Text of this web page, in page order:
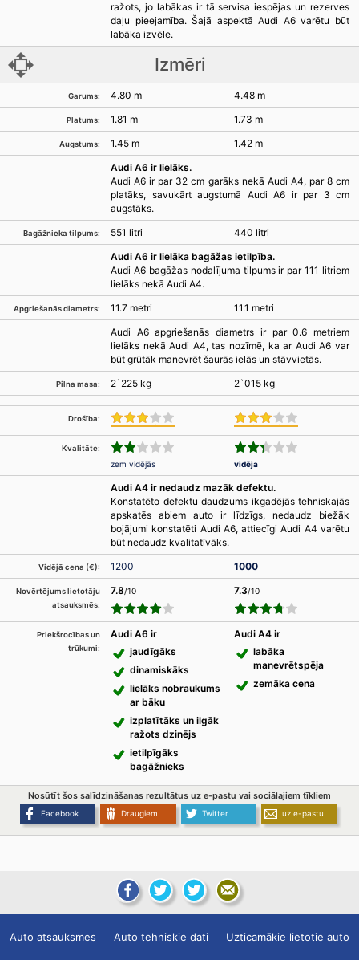
ražots, jo labākas ir tā servisa iespējas un rezerves
daļu pieejamība. Šajā aspektā Audi A6 varētu būt
labāka izvēle.
Izmēri
Garums: 4.80 m 4.48 m
Platums: 1.81 m 1.73 m
Augstums: 1.45 m
1.42 m
Audi A6 ir lielāks.
Audi A6 ir par 32 cm garāks nekā Audi A4, par 8 cm
platāks, savukārt augstumā Audi A6 ir par 3 cm
augstāks.
Bagāžnieka tilpums: 551 litri
440 litri
Audi A6 ir lielāka bagāžas ietilpība.
Audi A6 bagāžas nodalījuma tilpums ir par 111 litriem
lielāks nekā Audi A4.
Apgriešanās diametrs: 11.7 metri
11.1 metri
Audi A6 apgriešanās diametrs ir par 0.6 metriem
lielāks nekā Audi A4, tas nozīmē, ka ar Audi A6 var
būt grūtāk manevrēt šaurās ielās un stāvvietās.
Pilna masa: 2`225 kg 2`015 kg
Drošība:
Kvalitāte:
zem vidējās vidēja
Audi A4 ir nedaudz mazāk defektu.
Konstatēto defektu daudzums ikgadējās tehniskajās
apskatēs abiem auto ir līdzīgs, nedaudz biežāk
bojājumi konstatēti Audi A6, attiecīgi Audi A4 varētu
būt nedaudz kvalitatīvāks.
Vidējā cena (€): 1200 1000
Novērtējums lietotāju
atsauksmēs:
7.8/10 7.3/10
Priekšrocības un
trūkumi:
Audi A6 ir
jaudīgāks
dinamiskāks
lielāks nobraukums
ar bāku
izplatītāks un ilgāk
ražots dzinējs
ietilpīgāks
bagāžnieks
Audi A4 ir
labāka
manevrētspēja
zemāka cena
Nosūtīt šos salīdzināšanas rezultātus uz e-pastu vai sociālajiem tīkliem
Facebook Draugiem Twitter uz e-pastu
Auto atsauksmes Auto tehniskie dati Uzticamākie lietotie auto